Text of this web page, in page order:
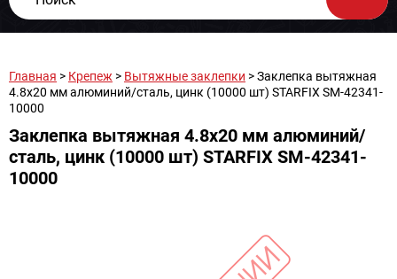
Главная > Крепеж > Вытяжные заклепки > Заклепка вытяжная
4.8х20 мм алюминий/сталь, цинк (10000 шт) STARFIX SM-42341-
10000
Заклепка вытяжная 4.8х20 мм алюминий/
сталь, цинк (10000 шт) STARFIX SM-42341-
10000